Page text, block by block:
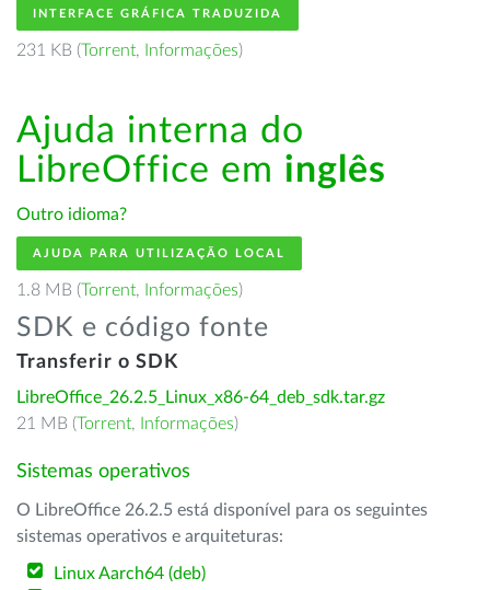
INTERFACE GRÁFICA TRADUZIDA
231 KB (Torrent, Informações)
Ajuda interna do
LibreOffice em inglês
Outro idioma?
AJUDA PARA UTILIZAÇÃO LOCAL
1.8 MB (Torrent, Informações)
SDK e código fonte
Transferir o SDK
LibreOffice_26.2.5_Linux_x86-64_deb_sdk.tar.gz
21 MB (Torrent, Informações)
Sistemas operativos
O LibreOffice 26.2.5 está disponível para os seguintes
sistemas operativos e arquiteturas:
Linux Aarch64 (deb)